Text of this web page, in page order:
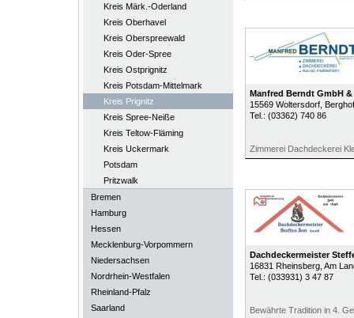
Kreis Märk.-Oderland
Kreis Oberhavel
Kreis Oberspreewald
Kreis Oder-Spree
Kreis Ostprignitz
Kreis Potsdam-Mittelmark
Kreis Prignitz
Kreis Spree-Neiße
Kreis Teltow-Fläming
Kreis Uckermark
Potsdam
Pritzwalk
Bremen
Hamburg
Hessen
Mecklenburg-Vorpommern
Niedersachsen
Nordrhein-Westfalen
Rheinland-Pfalz
Saarland
Manfred Berndt GmbH &
15569 Woltersdorf,
Tel.: (03362) 740 86
Zimmerei Dachdeckerei
Dachdeckermeister
16831 Rheinsberg, Am
Tel.: (033931) 3 47 87
Bewährte Tradition in 4.